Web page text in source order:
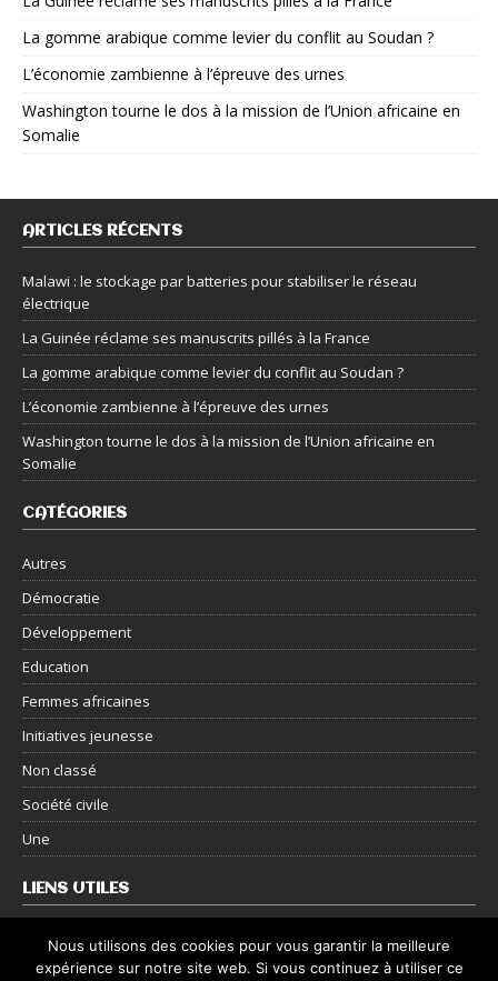
La gomme arabique comme levier du conflit au Soudan ?
L’économie zambienne à l’épreuve des urnes
Washington tourne le dos à la mission de l’Union africaine en
Somalie
ARTICLES RÉCENTS
Malawi : le stockage par batteries pour stabiliser le réseau
électrique
La Guinée réclame ses manuscrits pillés à la France
La gomme arabique comme levier du conflit au Soudan ?
L’économie zambienne à l’épreuve des urnes
Washington tourne le dos à la mission de l’Union africaine en
Somalie
CATÉGORIES
Autres
Démocratie
Développement
Education
Femmes africaines
Initiatives jeunesse
Non classé
Société civile
Une
LIENS UTILES
Nous contacter
Mentions légales
Nous utilisons des cookies pour vous garantir la meilleure
expérience sur notre site web. Si vous continuez à utiliser ce